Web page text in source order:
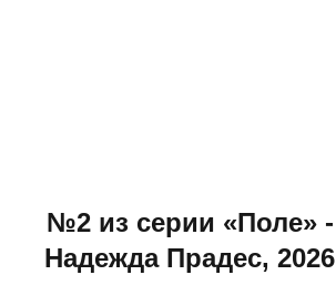
№2 из серии «Поле» -
Надежда Прадес, 2026